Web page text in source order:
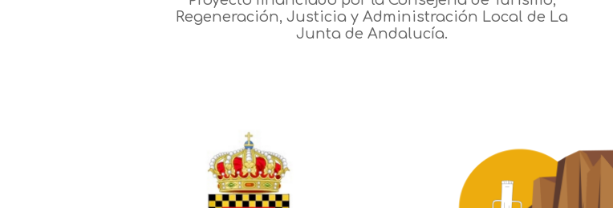
Regeneración, Justicia y Administración Local de La
Junta de Andalucía.